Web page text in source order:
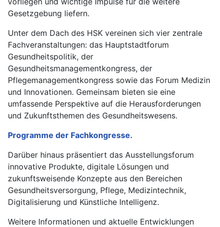
Gesetzgebung liefern.
Unter dem Dach des HSK vereinen sich vier zentrale
Fachveranstaltungen: das Hauptstadtforum
Gesundheitspolitik, der
Gesundheitsmanagementkongress, der
Pflegemanagementkongress sowie das Forum Medizin
und Innovationen. Gemeinsam bieten sie eine
umfassende Perspektive auf die Herausforderungen
und Zukunftsthemen des Gesundheitswesens.
Programme der Fachkongresse.
Darüber hinaus präsentiert das Ausstellungsforum
innovative Produkte, digitale Lösungen und
zukunftsweisende Konzepte aus den Bereichen
Gesundheitsversorgung, Pflege, Medizintechnik,
Digitalisierung und Künstliche Intelligenz.
Weitere Informationen und aktuelle Entwicklungen